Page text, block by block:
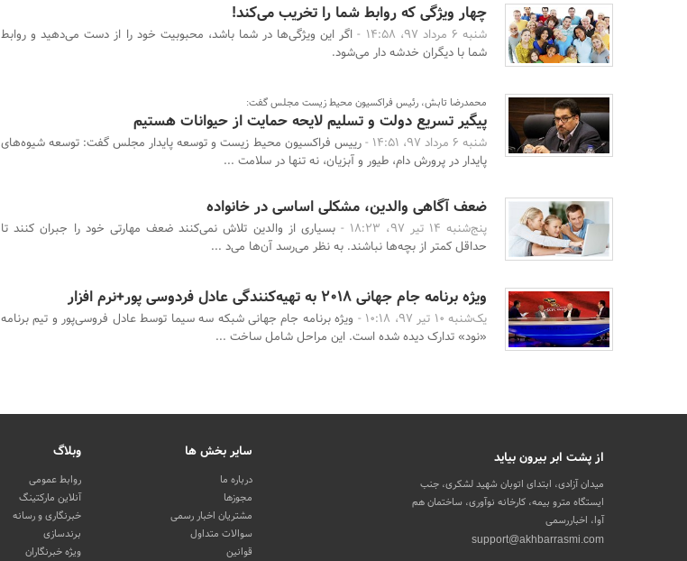
چهار ویژگی که روابط ‌شما را تخریب می‌کند!
شنبه 6 مرداد 97، 14:58 -
اگر این ویژگی‌ها در شما باشد، محبوبیت خود را از دست می‌دهید و روابط
شما با دیگران خدشه دار می‌شود.
محمدرضا تابش، رئیس فراکسیون محیط زیست مجلس گفت:
پیگیر تسریع دولت و تسلیم لایحه حمایت از حیوانات هستیم
شنبه 6 مرداد 97، 14:51 -
رییس فراکسیون محیط زیست و توسعه پایدار مجلس گفت: توسعه شیوه‌های
پایدار در پرورش دام، طیور و آبزیان، نه تنها در سلامت ...
ضعف آگاهی والدین، مشکلی اساسی در خانواده
پنج‌شنبه 14 تیر 97، 18:23 -
بسیاری از والدین تلاش نمی‌کنند ضعف مهارتی خود را جبران کنند تا
حداقل کمتر از بچه‌ها نباشند. به نظر می‌رسد آن‌ها می‌د ...
ویژه برنامه جام جهانی ۲۰۱۸ به تهیه‌کنندگی عادل فردوسی پور+نرم افزار
یک‌شنبه 10 تیر 97، 10:18 -
ویژه‌ برنامه‌ جام جهانی شبکه سه سیما توسط عادل فروسی‌پور و تیم برنامه‌
«نود» تدارک دیده شده است. این مراحل شامل ساخت ...
از پشت ابر بیرون بیاید
میدان آزادی، ابتدای اتوبان شهید لشکری، جنب
ایستگاه مترو بیمه، کارخانه نوآوری، ساختمان هم
آوا، اخباررسمی
support@akhbarrasmi.com
سایر بخش ها
درباره ما
مجوزها
مشتریان اخبار رسمی
سوالات متداول
قوانین
وبلاگ
روابط عمومی
آنلاین مارکتینگ
خبرنگاری و رسانه
برندسازی
ویژه خبرنگاران